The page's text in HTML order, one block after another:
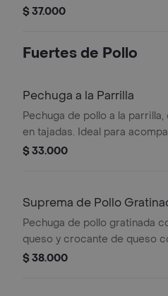
BBQ.
$ 37.000
Fuertes de Pollo
Pechuga a la Parrilla
Pechuga de pollo a la
en tajadas. Ideal para
vegetales o ensaladas.
$ 33.000
Suprema de Pollo
Pechuga de pollo gratinada
queso y crocante de queso
$ 38.000